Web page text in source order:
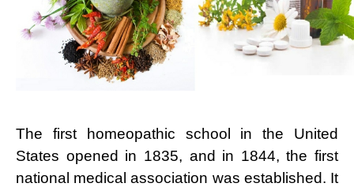
The first homeopathic school in the United
States opened in 1835, and in 1844, the first
national medical association was established. It